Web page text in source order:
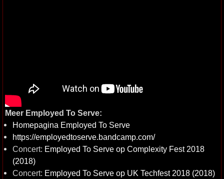
Meer Employed To Serve:
Homepagina Employed To Serve
https://employedtoserve.bandcamp.com/
Concert: Employed To Serve op Complexity Fest 2018
(2018)
Concert: Employed To Serve op UK Techfest 2018 (2018)